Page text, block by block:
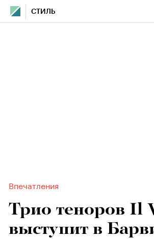
СТИЛЬ
Впечатления
Трио теноров Il
выступит в